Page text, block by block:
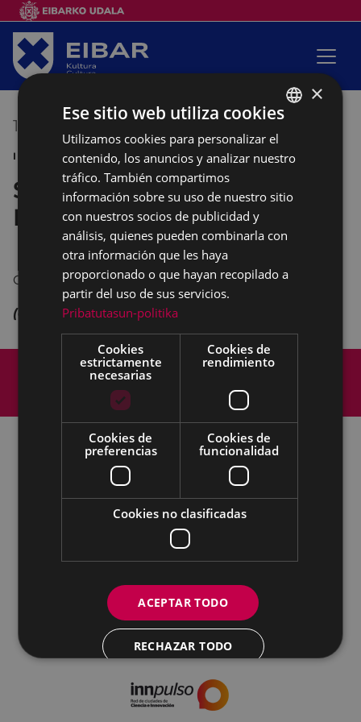
13/05/2017 00:00 - 00:00
INDIANOKUA GAZTELEKUA SALIDA EN EUSKERA
Salida a la playa de Deba y
Paintball en Lastur
Organizado por Indianokua Gaztelekua.
(en euskera)
Mapa del Sitio
Aviso legal
Política de cookies
Todas las redes sociales del Ayuntamiento
943 70 84 39 / 943 70 84 00 (Pegora)| Fax: 943 70 84 16
kultura@eibar.eus pegora@eibar.eus
IFZ: P2003100A | DIR3 L01200300
BASQUE
SPANISH
×
Ese sitio web utiliza cookies
Utilizamos cookies para personalizar el
contenido, los anuncios y analizar nuestro
tráfico. También compartimos
información sobre su uso de nuestro sitio
con nuestros socios de publicidad y
análisis, quienes pueden combinarla con
otra información que les haya
proporcionado o que hayan recopilado a
partir del uso de sus servicios.
Pribatutasun-politika
Cookies
estrictamente
necesarias
Cookies de
rendimiento
Cookies de
preferencias
Cookies de
funcionalidad
Cookies no clasificadas
ACEPTAR TODO
RECHAZAR TODO
MOSTRAR DETALLES